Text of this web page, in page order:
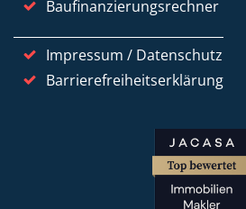
Baufinanzierungsrechner
Impressum / Datenschutz
Barrierefreiheitserklärung